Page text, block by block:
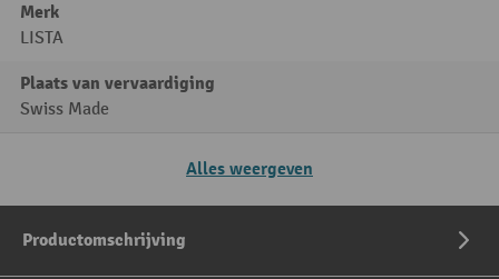
Merk
LISTA
Plaats van vervaardiging
Swiss Made
Alles weergeven
Productomschrijving